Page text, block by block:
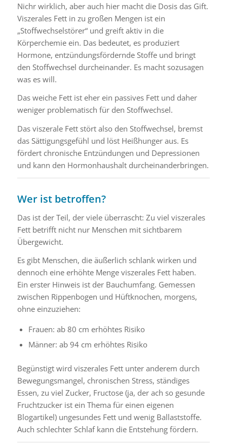
Nichr wirklich, aber auch hier macht die Dosis das Gift.
Viszerales Fett in zu großen Mengen ist ein
„Stoffwechselstörer“ und greift aktiv in die
Körperchemie ein. Das bedeutet, es produziert
Hormone, entzündungsfördernde Stoffe und bringt
den Stoffwechsel durcheinander. Es macht sozusagen
was es will.
Das weiche Fett ist eher ein passives Fett und daher
weniger problematisch für den Stoffwechsel.
Das viszerale Fett stört also den Stoffwechsel, bremst
das Sättigungsgefühl und löst Heißhunger aus. Es
fördert chronische Entzündungen und Depressionen
und kann den Hormonhaushalt durcheinanderbringen.
Wer ist betroffen?
Das ist der Teil, der viele überrascht: Zu viel viszerales
Fett betrifft nicht nur Menschen mit sichtbarem
Übergewicht.
Es gibt Menschen, die äußerlich schlank wirken und
dennoch eine erhöhte Menge viszerales Fett haben.
Ein erster Hinweis ist der Bauchumfang. Gemessen
zwischen Rippenbogen und Hüftknochen, morgens,
ohne einzuziehen:
Frauen: ab 80 cm erhöhtes Risiko
Männer: ab 94 cm erhöhtes Risiko
Begünstigt wird viszerales Fett unter anderem durch
Bewegungsmangel, chronischen Stress, ständiges
Essen, zu viel Zucker, Fructose (ja, der ach so gesunde
Fruchtzucker ist ein Thema für einen eigenen
Blogartikel) ungesundes Fett und wenig Ballaststoffe.
Auch schlechter Schlaf kann die Entstehung fördern.